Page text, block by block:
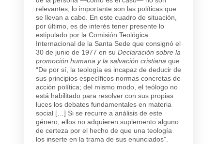
relevantes, lo importante son las políticas que
se llevan a cabo. En este cuadro de situación,
por último, es de interés tener presente lo
estipulado por la Comisión Teológica
Internacional de la Santa Sede que consignó el
30 de junio de 1977 en su Declaración sobre la
promoción humana y la salvación cristiana que
“De por sí, la teología es incapaz de deducir de
sus principios específicos normas concretas de
acción política; del mismo modo, el teólogo no
está habilitado para resolver con sus propias
luces los debates fundamentales en materia
social […] Si se recurre a análisis de este
género, ellos no adquieren suplemento alguno
de certeza por el hecho de que una teología
los inserte en la trama de sus enunciados”.